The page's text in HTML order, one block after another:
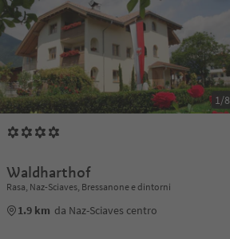
1/8
Waldharthof
Rasa, Naz-Sciaves, Bressanone e dintorni
1.9 km da Naz-Sciaves centro